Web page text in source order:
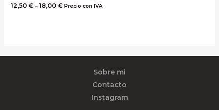
12,50 €– 18,00 € Precio con IVA
Sobre mi
Contacto
Instagram